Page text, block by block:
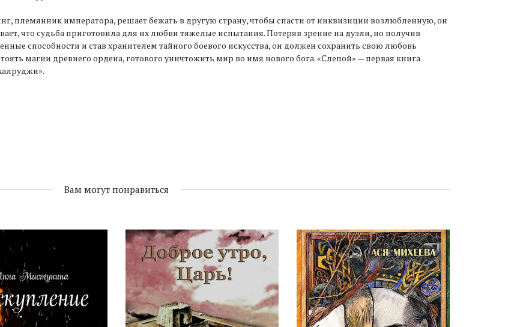
племянник императора, решает бежать в другую страну, чтобы спасти от инквизиции возлюбленную, он
что судьба приготовила для их любви тяжелые испытания. Потеряв зрение на дуэли, но получив
способности и став хранителем тайного боевого искусства, он должен сохранить свою любовь
магии древнего ордена, готового уничтожить мир во имя нового бога. «Слепой» — первая книга
Вам могут понравиться